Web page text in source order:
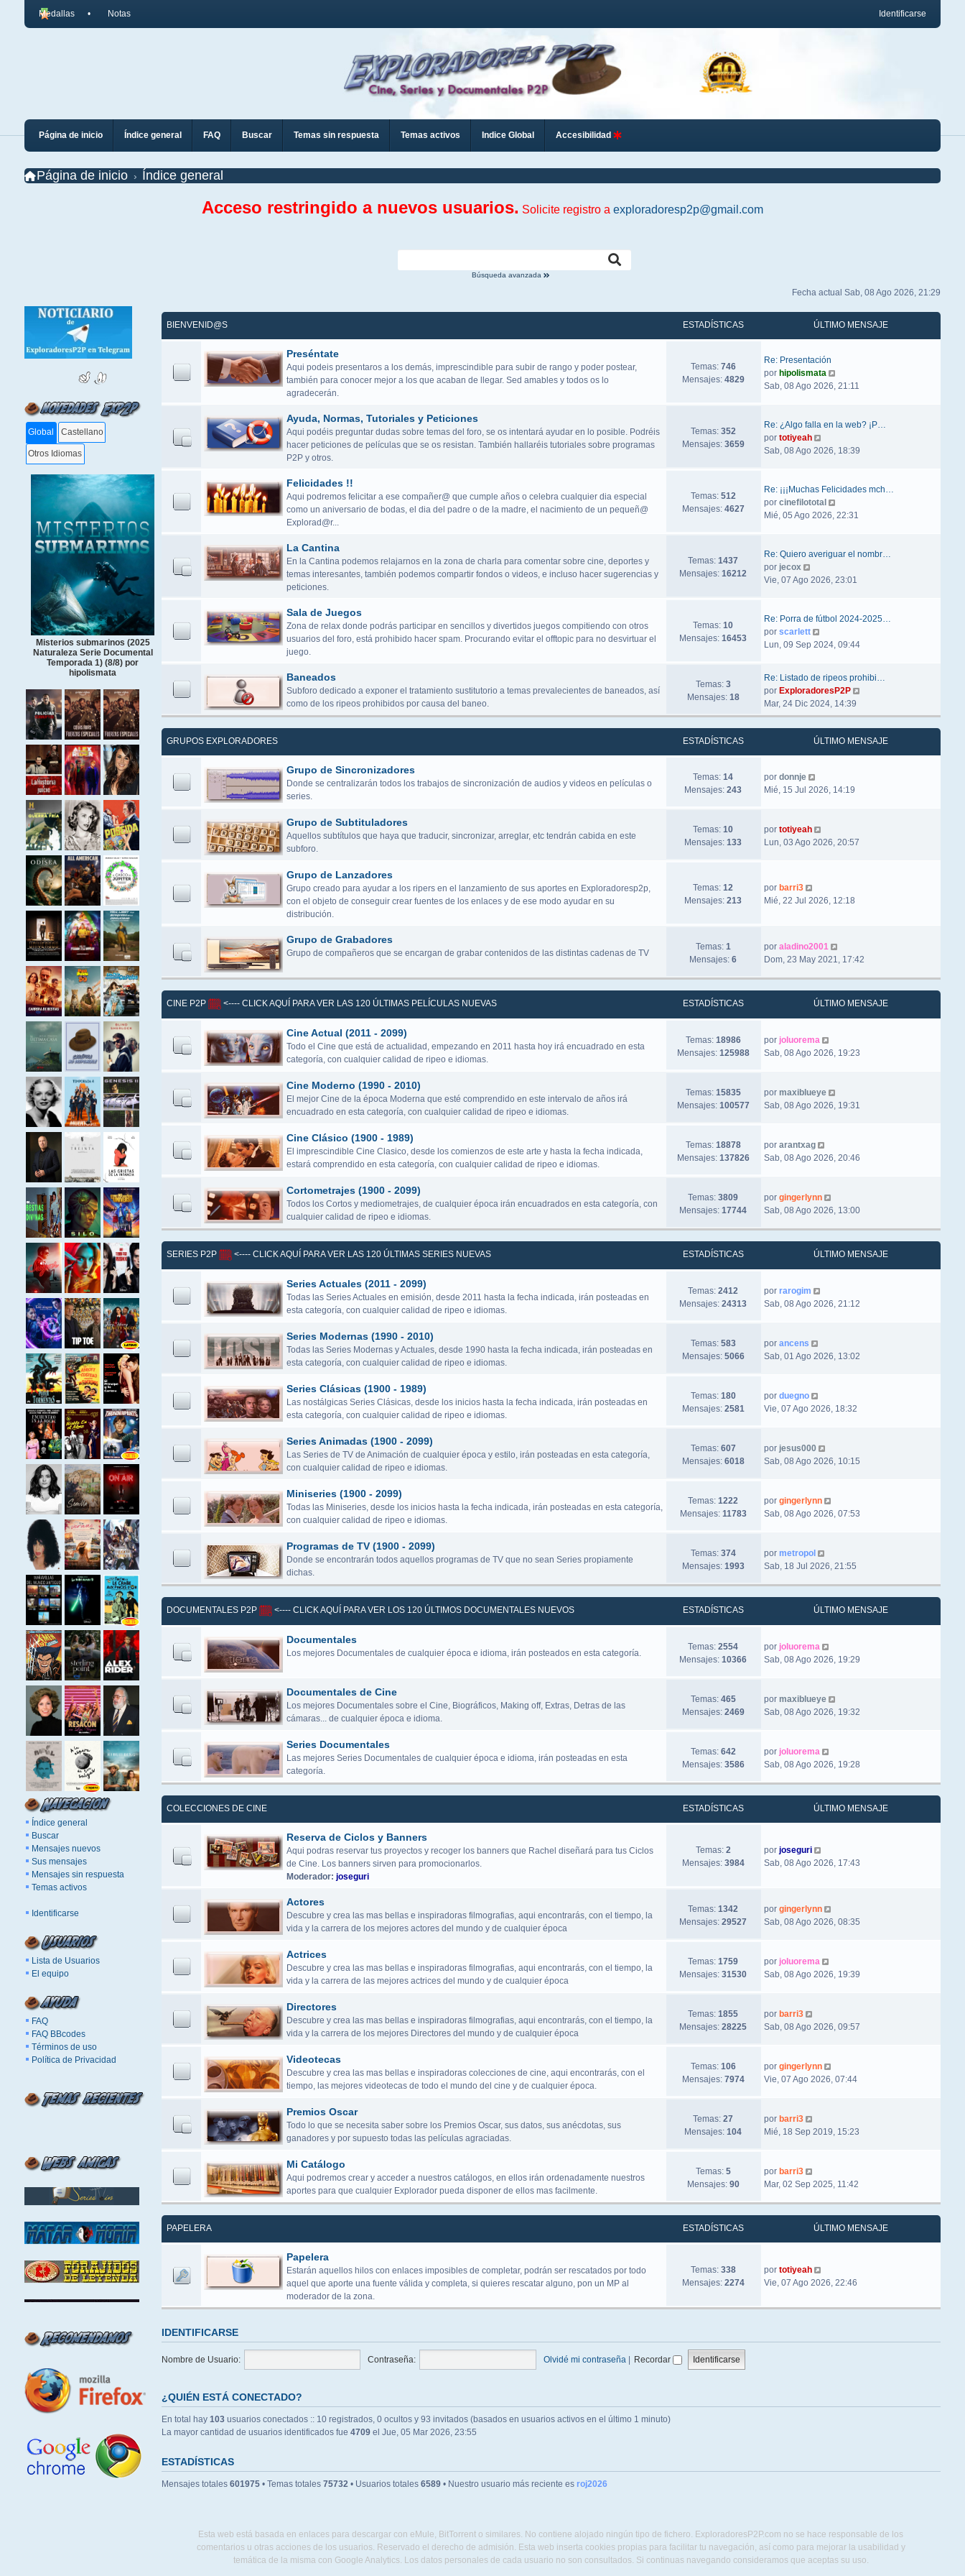
Identificarse
Medallas Notas
Página de inicio Índice general FAQ Buscar Temas sin respuesta Temas activos Indice Global Accesibilidad
Página de inicio Índice general
Acceso restringido a nuevos usuarios. Solicite registro a exploradoresp2p@gmail.com
Búsqueda avanzada
Global Castellano
Otros Idiomas
Misterios submarinos (2025
Naturaleza Serie Documental
Temporada 1) (8/8) por
hipolismata
Índice general
Buscar
Mensajes nuevos
Sus mensajes
Mensajes sin respuesta
Temas activos
Identificarse
Lista de Usuarios
El equipo
FAQ
FAQ BBcodes
Términos de uso
Política de Privacidad
Fecha actual Sab, 08 Ago 2026, 21:29
BIENVENID@S ESTADÍSTICAS ÚLTIMO MENSAJE
Preséntate
Aqui podeis presentaros a los demás, imprescindible para subir de rango y poder postear,
también para conocer mejor a los que acaban de llegar. Sed amables y todos os lo
agradecerán.
Temas: 746
Mensajes: 4829
Re: Presentación
por hipolismata
Sab, 08 Ago 2026, 21:11
Ayuda, Normas, Tutoriales y Peticiones
Aqui podéis preguntar dudas sobre temas del foro, se os intentará ayudar en lo posible. Podréis
hacer peticiones de películas que se os resistan. También hallaréis tutoriales sobre programas
P2P y otros.
Temas: 352
Mensajes: 3659
Re: ¿Algo falla en la web? ¡P…
por totiyeah
Sab, 08 Ago 2026, 18:39
Felicidades !!
Aqui podremos felicitar a ese compañer@ que cumple años o celebra cualquier dia especial
como un aniversario de bodas, el dia del padre o de la madre, el nacimiento de un pequeñ@
Explorad@r...
Temas: 512
Mensajes: 4627
Re: ¡¡¡Muchas Felicidades mch…
por cinefilototal
Mié, 05 Ago 2026, 22:31
La Cantina
En la Cantina podemos relajarnos en la zona de charla para comentar sobre cine, deportes y
temas interesantes, también podemos compartir fondos o videos, e incluso hacer sugerencias y
peticiones.
Temas:1437
Mensajes:16212
Re: Quiero averiguar el nombr…
por jecox
Vie, 07 Ago 2026, 23:01
Sala de Juegos
Zona de relax donde podrás participar en sencillos y divertidos juegos compitiendo con otros
usuarios del foro, está prohibido hacer spam. Procurando evitar el offtopic para no desvirtuar el
juego.
Temas:10
Mensajes:16453
Re: Porra de fútbol 2024-2025…
por scarlett
Lun, 09 Sep 2024, 09:44
Baneados
Subforo dedicado a exponer el tratamiento sustitutorio a temas prevalecientes de baneados, así
como de los ripeos prohibidos por causa del baneo.
Temas: 3
Mensajes: 18
Re: Listado de ripeos prohibi…
por ExploradoresP2P
Mar, 24 Dic 2024, 14:39
GRUPOS EXPLORADORES ESTADÍSTICAS ÚLTIMO MENSAJE
Grupo de Sincronizadores
Donde se centralizarán todos los trabajos de sincronización de audios y videos en películas o
series.
Temas:14
Mensajes:243
por donnje
Mié, 15 Jul 2026, 14:19
Grupo de Subtituladores
Aquellos subtítulos que haya que traducir, sincronizar, arreglar, etc tendrán cabida en este
subforo.
Temas:10
Mensajes:133
por totiyeah
Lun, 03 Ago 2026, 20:57
Grupo de Lanzadores
Grupo creado para ayudar a los ripers en el lanzamiento de sus aportes en Exploradoresp2p,
con el objeto de conseguir crear fuentes de los enlaces y de ese modo ayudar en su
distribución.
Temas:12
Mensajes:213
por barri3
Mié, 22 Jul 2026, 12:18
Grupo de Grabadores
Grupo de compañeros que se encargan de grabar contenidos de las distintas cadenas de TV
Temas: 1
Mensajes:6
por aladino2001
Dom, 23 May 2021, 17:42
CINE P2P <---- CLICK AQUÍ PARA VER LAS 120 ÚLTIMAS PELÍCULAS NUEVAS ESTADÍSTICAS ÚLTIMO MENSAJE
Cine Actual (2011 - 2099)
Todo el Cine que está de actualidad, empezando en 2011 hasta hoy irá encuadrado en esta
categoría, con cualquier calidad de ripeo e idiomas.
Temas: 18986
Mensajes: 125988
por joluorema
Sab, 08 Ago 2026, 19:23
Cine Moderno (1990 - 2010)
El mejor Cine de la época Moderna que esté comprendido en este intervalo de años irá
encuadrado en esta categoría, con cualquier calidad de ripeo e idiomas.
Temas: 15835
Mensajes: 100577
por maxiblueye
Sab, 08 Ago 2026, 19:31
Cine Clásico (1900 - 1989)
El imprescindible Cine Clasico, desde los comienzos de este arte y hasta la fecha indicada,
estará comprendido en esta categoría, con cualquier calidad de ripeo e idiomas.
Temas: 18878
Mensajes: 137826
por arantxag
Sab, 08 Ago 2026, 20:46
Cortometrajes (1900 - 2099)
Todos los Cortos y mediometrajes, de cualquier época irán encuadrados en esta categoría, con
cualquier calidad de ripeo e idiomas.
Temas:3809
Mensajes:17744
por gingerlynn
Sab, 08 Ago 2026, 13:00
SERIES P2P <---- CLICK AQUÍ PARA VER LAS 120 ÚLTIMAS SERIES NUEVAS ESTADÍSTICAS ÚLTIMO MENSAJE
Series Actuales (2011 - 2099)
Todas las Series Actuales en emisión, desde 2011 hasta la fecha indicada, irán posteadas en
esta categoría, con cualquier calidad de ripeo e idiomas.
Temas:2412
Mensajes:24313
por rarogim
Sab, 08 Ago 2026, 21:12
Series Modernas (1990 - 2010)
Todas las Series Modernas y Actuales, desde 1990 hasta la fecha indicada, irán posteadas en
esta categoría, con cualquier calidad de ripeo e idiomas.
Temas: 583
Mensajes: 5066
por ancens
Sab, 01 Ago 2026, 13:02
Series Clásicas (1900 - 1989)
Las nostálgicas Series Clásicas, desde los inicios hasta la fecha indicada, irán posteadas en
esta categoría, con cualquier calidad de ripeo e idiomas.
Temas: 180
Mensajes: 2581
por duegno
Vie, 07 Ago 2026, 18:32
Series Animadas (1900 - 2099)
Las Series de TV de Animación de cualquier época y estilo, irán posteadas en esta categoría,
con cualquier calidad de ripeo e idiomas.
Temas: 607
Mensajes: 6018
por jesus000
Sab, 08 Ago 2026, 10:15
Miniseries (1900 - 2099)
Todas las Miniseries, desde los inicios hasta la fecha indicada, irán posteadas en esta categoría,
con cualquier calidad de ripeo e idiomas.
Temas:1222
Mensajes: 11783
por gingerlynn
Sab, 08 Ago 2026, 07:53
Programas de TV (1900 - 2099)
Donde se encontrarán todos aquellos programas de TV que no sean Series propiamente
dichas.
Temas: 374
Mensajes: 1993
por metropol
Sab, 18 Jul 2026, 21:55
DOCUMENTALES P2P <---- CLICK AQUÍ PARA VER LOS 120 ÚLTIMOS DOCUMENTALES NUEVOS ESTADÍSTICAS ÚLTIMO MENSAJE
Documentales
Los mejores Documentales de cualquier época e idioma, irán posteados en esta categoría.
Temas:2554
Mensajes:10366
por joluorema
Sab, 08 Ago 2026, 19:29
Documentales de Cine
Los mejores Documentales sobre el Cine, Biográficos, Making off, Extras, Detras de las
cámaras... de cualquier época e idioma.
Temas: 465
Mensajes: 2469
por maxiblueye
Sab, 08 Ago 2026, 19:32
Series Documentales
Las mejores Series Documentales de cualquier época e idioma, irán posteadas en esta
categoría.
Temas: 642
Mensajes: 3586
por joluorema
Sab, 08 Ago 2026, 19:28
COLECCIONES DE CINE ESTADÍSTICAS ÚLTIMO MENSAJE
Reserva de Ciclos y Banners
Aqui podras reservar tus proyectos y recoger los banners que Rachel diseñará para tus Ciclos
de Cine. Los banners sirven para promocionarlos.
Moderador: joseguri
Temas: 2
Mensajes: 3984
por joseguri
Sab, 08 Ago 2026, 17:43
Actores
Descubre y crea las mas bellas e inspiradoras filmografias, aqui encontrarás, con el tiempo, la
vida y la carrera de los mejores actores del mundo y de cualquier época
Temas:1342
Mensajes:29527
por gingerlynn
Sab, 08 Ago 2026, 08:35
Actrices
Descubre y crea las mas bellas e inspiradoras filmografias, aqui encontrarás, con el tiempo, la
vida y la carrera de las mejores actrices del mundo y de cualquier época
Temas:1759
Mensajes:31530
por joluorema
Sab, 08 Ago 2026, 19:39
Directores
Descubre y crea las mas bellas e inspiradoras filmografias, aqui encontrarás, con el tiempo, la
vida y la carrera de los mejores Directores del mundo y de cualquier época
Temas:1855
Mensajes:28225
por barri3
Sab, 08 Ago 2026, 09:57
Videotecas
Descubre y crea las mas bellas e inspiradoras colecciones de cine, aqui encontrarás, con el
tiempo, las mejores videotecas de todo el mundo del cine y de cualquier época.
Temas: 106
Mensajes: 7974
por gingerlynn
Vie, 07 Ago 2026, 07:44
Premios Oscar
Todo lo que se necesita saber sobre los Premios Oscar, sus datos, sus anécdotas, sus
ganadores y por supuesto todas las películas agraciadas.
Temas:27
Mensajes:104
por barri3
Mié, 18 Sep 2019, 15:23
Mi Catálogo
Aqui podremos crear y acceder a nuestros catálogos, en ellos irán ordenadamente nuestros
aportes para que cualquier Explorador pueda disponer de ellos mas facilmente.
Temas: 5
Mensajes: 90
por barri3
Mar, 02 Sep 2025, 11:42
PAPELERA ESTADÍSTICAS ÚLTIMO MENSAJE
Papelera
Estarán aquellos hilos con enlaces imposibles de completar, podrán ser rescatados por todo
aquel que aporte una fuente válida y completa, si quieres rescatar alguno, pon un MP al
moderador de la zona.
Temas: 338
Mensajes: 2274
por totiyeah
Vie, 07 Ago 2026, 22:46
IDENTIFICARSE
Nombre de Usuario: Contraseña: Olvidé mi contraseña Recordar
¿QUIÉN ESTÁ CONECTADO?
En total hay 103usuarios conectados :: 10 registrados, 0 ocultos y 93 invitados (basados en usuarios activos en el último 1 minuto)
La mayor cantidad de usuarios identificados fue 4709el Jue, 05 Mar 2026, 23:55
ESTADÍSTICAS
Mensajes totales 601975• Temas totales 75732• Usuarios totales 6589• Nuestro usuario más reciente es roj2026
Esta web está basada en enlaces para descargar con eMule, BitTorrent o similares. No contiene alojado ningún tipo de fichero. ExploradoresP2P.com no se hace responsable de los
comentarios u otras acciones de los usuarios. Reservado el derecho de admisión. Esta web inserta cookies propias para facilitar tu navegación, así como para mejorar la usabilidad y
temática de la misma con Google Analytics. Los datos personales de cada usuario no son consultados. Si continuas navegando consideramos que aceptas su uso.